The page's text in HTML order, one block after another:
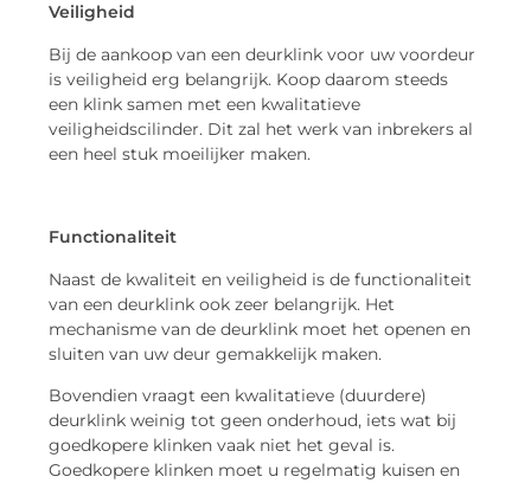
Veiligheid
Bij de aankoop van een deurklink voor uw voordeur
is veiligheid erg belangrijk. Koop daarom steeds
een klink samen met een kwalitatieve
veiligheidscilinder. Dit zal het werk van inbrekers al
een heel stuk moeilijker maken.
Functionaliteit
Naast de kwaliteit en veiligheid is de functionaliteit
van een deurklink ook zeer belangrijk. Het
mechanisme van de deurklink moet het openen en
sluiten van uw deur gemakkelijk maken.
Bovendien vraagt een kwalitatieve (duurdere)
deurklink weinig tot geen onderhoud, iets wat bij
goedkopere klinken vaak niet het geval is.
Goedkopere klinken moet u regelmatig kuisen en